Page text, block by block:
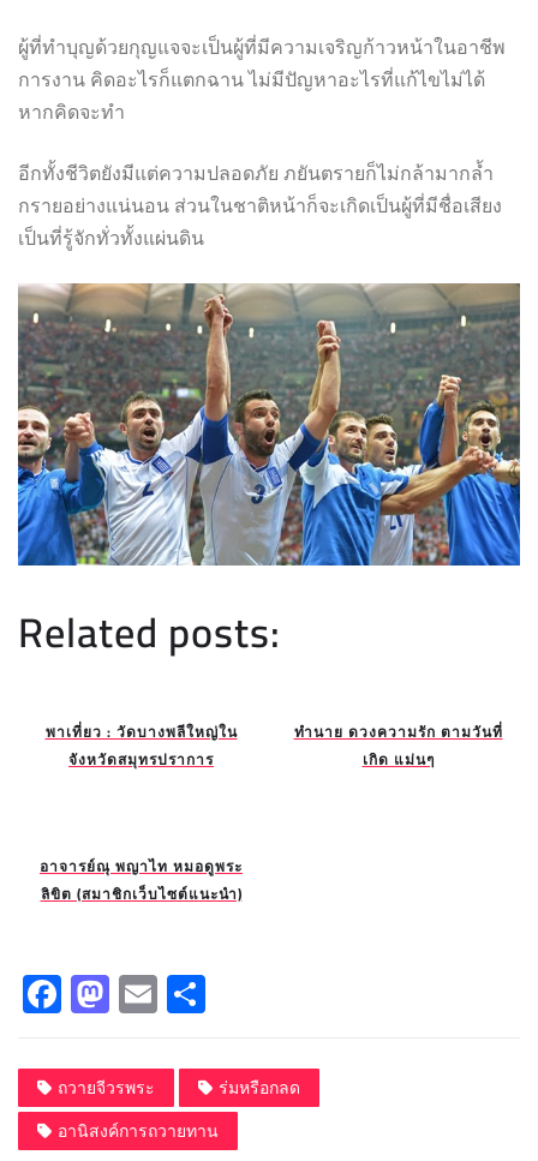
ผู้ที่ทำบุญด้วยกุญแจจะเป็นผู้ที่มีความเจริญก้าวหน้าในอาชีพ
การงาน คิดอะไรก็แตกฉาน ไม่มีปัญหาอะไรที่แก้ไขไม่ได้
หากคิดจะทำ
อีกทั้งชีวิตยังมีแต่ความปลอดภัย ภยันตรายก็ไม่กล้ามากล้ำ
กรายอย่างแน่นอน ส่วนในชาติหน้าก็จะเกิดเป็นผู้ที่มีชื่อเสียง
เป็นที่รู้จักทั่วทั้งแผ่นดิน
Related posts:
พาเที่ยว : วัดบางพลีใหญ่ใน
จังหวัดสมุทรปราการ
ทำนาย ดวงความรัก ตามวันที่
เกิด แม่นๆ
อาจารย์ณุ พญาไท หมอดูพระ
ลิขิต (สมาชิกเว็บไซต์แนะนำ)
F
c
e
b
M
st
o
d
E
ai
l
a
re
ถวายจีวรพระ
ร่มหรือกลด
อานิสงค์การถวายทาน